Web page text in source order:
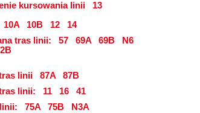
kursowania linii
13
10A 10B 12
14
tras linii:
57 69A 69B
N6
linii
87A
87B
linii:
11 16
41
75A 75B
N3A